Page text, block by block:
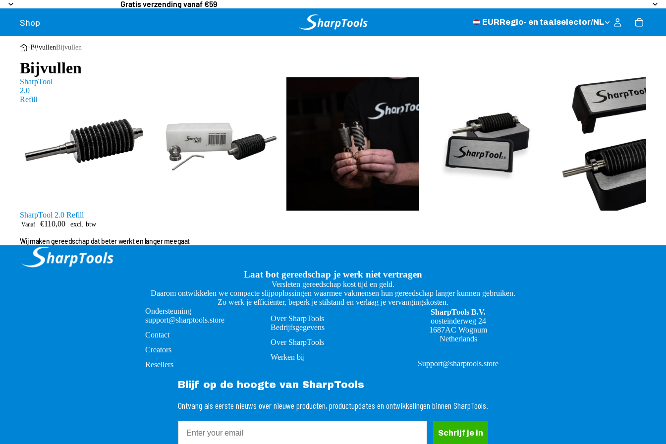
Gratis verzending vanaf €59
Gratis verzending vanaf €59
Shop
Meer
EURRegio- en taalselector/NL
›BijvullenBijvullen
Bijvullen
SharpTool
2.0
Refill
SharpTool 2.0 Refill
Vanaf €110,00 excl. btw
Wij maken gereedschap dat beter werkt en langer meegaat
Laat bot gereedschap je werk niet vertragen
Versleten gereedschap kost tijd en geld.
Daarom ontwikkelen we compacte slijpoplossingen waarmee vakmensen hun gereedschap langer kunnen gebruiken.
Zo werk je efficiënter, beperk je stilstand en verlaag je vervangingskosten.
Ondersteuning
support@sharptools.store
Contact
Creators
Resellers
Over SharpTools
Bedrijfsgegevens
Over SharpTools
Werken bij
SharpTools B.V.
oosteinderweg 24
1687AC Wognum
Netherlands
Support@sharptools.store
Blijf op de hoogte van SharpTools
Ontvang als eerste nieuws over nieuwe producten, productupdates en ontwikkelingen binnen SharpTools.
Schrijf je in